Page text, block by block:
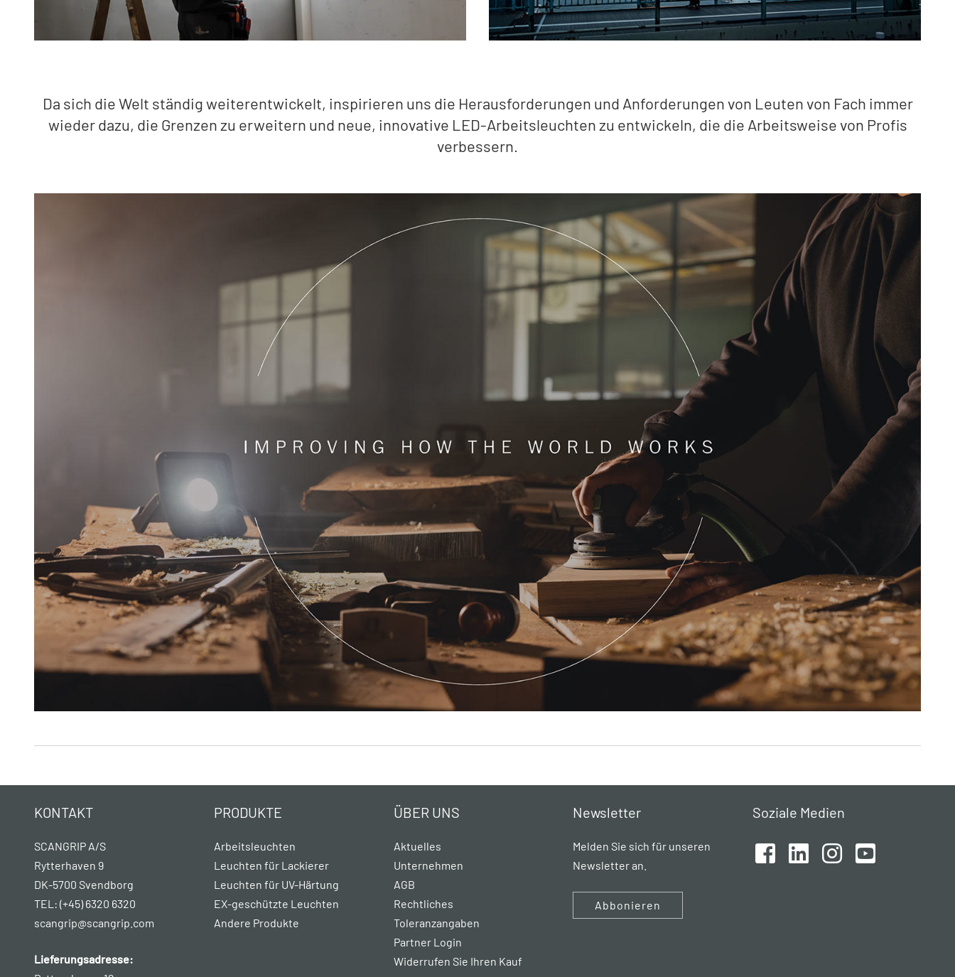
Da sich die Welt ständig weiterentwickelt, inspirieren uns die Herausforderungen und Anforderungen von Leuten von Fach immer
wieder dazu, die Grenzen zu erweitern und neue, innovative LED-Arbeitsleuchten zu entwickeln, die die Arbeitsweise von Profis
verbessern.
KONTAKT
SCANGRIP A/S
Rytterhaven 9
DK-5700 Svendborg
TEL: (+45) 6320 6320
scangrip@scangrip.com
Lieferungsadresse:
PRODUKTE
Arbeitsleuchten
Leuchten für Lackierer
Leuchten für UV-Härtung
EX-geschützte Leuchten
Andere Produkte
ÜBER UNS
Aktuelles
Unternehmen
AGB
Rechtliches
Toleranzangaben
Partner Login
Widerrufen Sie Ihren Kauf
Newsletter
Melden Sie sich für unseren
Newsletter an.
Abbonieren
Soziale Medien